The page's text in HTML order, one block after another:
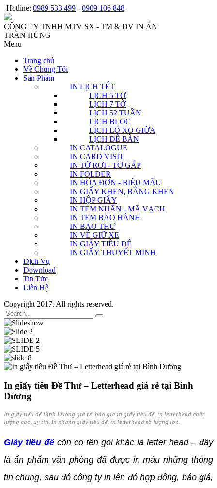
Hotline: 0989 533 499 - 0909 106 848
CÔNG TY TNHH MTV SX - TM & DV IN ẤN
TRẦN HÙNG
Menu
Trang chủ
Về Chúng Tôi
Sản Phẩm
IN LỊCH TẾT
LỊCH 5 TỜ
LỊCH 7 TỜ
LỊCH 52 TUẦN
LỊCH BLOC
LỊCH LÒ XO GIỮA
LỊCH ĐỂ BÀN
IN CATALOGUE
IN CARD VISIT
IN TỜ RƠI - TỜ GẤP
IN FOLDER
IN HÓA ĐƠN - BIỂU MẪU
IN GIẤY KHEN, BẰNG KHEN
IN HỘP GIẤY
IN TEM NHÃN - MÃ VẠCH
IN TEM BẢO HÀNH
IN BAO THƯ
IN VÉ GIỮ XE
IN GIẤY TIÊU ĐỀ
IN GIẤY THUYẾT MINH
Dịch Vụ
Download
Tin Tức
Liên Hệ
Copyright 2017. All rights reserved.
In giấy tiêu Đề Thư – Letterhead giá rẻ tại Bình
Dương
In giấy tiêu đề Bình Dương giá rẻ, báo giá in giấy tiêu đề, in letterhead chất
lượng cao, uy tín. In nhanh giấy tiêu đề, in letterhead số lượng lớn.
Giấy tiêu đề còn có tên gọi khác là letter head – đây
là ấn phẩm văn phòng đã được in màu những thông
tin chung, sau đó công ty in lên đó hợp đồng, báo giá,